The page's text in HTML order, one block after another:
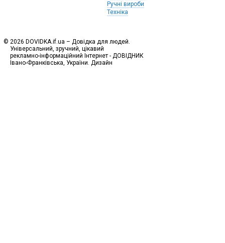
Ручні вироби
Техніка
© 2026 DOVIDKA.if.ua – Довідка для людей.
Універсальний, зручний, цікавий
рекламно-інформаційний Інтернет - ДОВІДНИК
Івано-Франківська, України. Дизайн